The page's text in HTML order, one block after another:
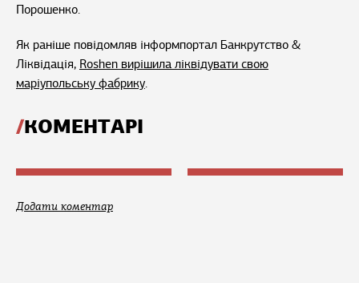
Порошенко.
Як раніше повідомляв інформпортал Банкрутство &
Ліквідація, Roshen вирішила ліквідувати свою
маріупольську фабрику.
КОМЕНТАРІ
Додати коментар